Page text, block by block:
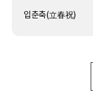
입춘축(立春祝)